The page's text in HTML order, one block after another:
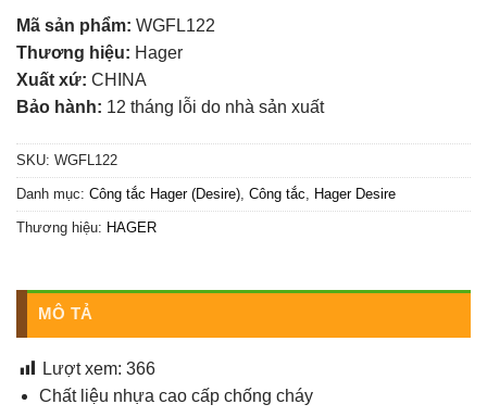
Mã sản phẩm: WGFL122
Thương hiệu: Hager
Xuất xứ: CHINA
Bảo hành: 12 tháng lỗi do nhà sản xuất
SKU: WGFL122
Danh mục: Công tắc Hager (Desire) Công tắc Hager Desire
Thương hiệu: HAGER
MÔ TẢ
Lượt xem: 366
Chất liệu nhựa cao cấp chống cháy